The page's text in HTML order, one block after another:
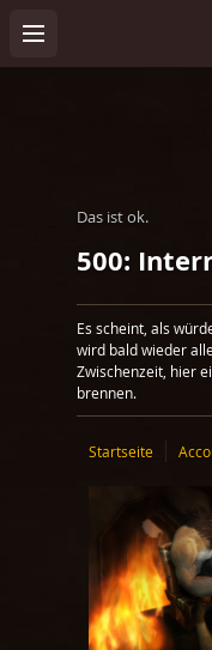
Das ist ok.
500:
Es scheint, als
wird bald wieder
Zwischenzeit, hier
brennen.
Startseite